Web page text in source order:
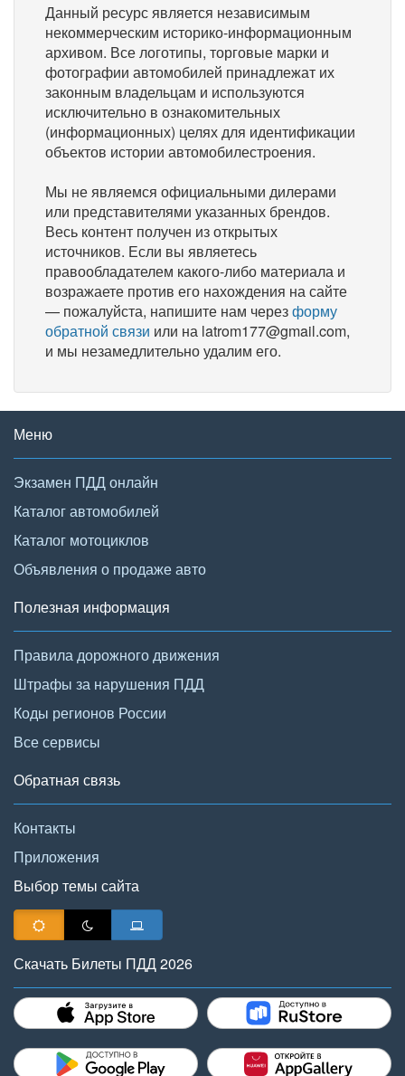
Данный ресурс является независимым
некоммерческим историко-информационным
архивом. Все логотипы, торговые марки и
фотографии автомобилей принадлежат их
законным владельцам и используются
исключительно в ознакомительных
(информационных) целях для идентификации
объектов истории автомобилестроения.
Мы не являемся официальными дилерами
или представителями указанных брендов.
Весь контент получен из открытых
источников. Если вы являетесь
правообладателем какого-либо материала и
возражаете против его нахождения на сайте
— пожалуйста, напишите нам черезформу
обратной связи или на latrom177@gmail.com,
и мы незамедлительно удалим его.
Меню
Экзамен ПДД онлайн
Каталог автомобилей
Каталог мотоциклов
Объявления о продаже авто
Полезная информация
Правила дорожного движения
Штрафы за нарушения ПДД
Коды регионов России
Все сервисы
Обратная связь
Контакты
Приложения
Выбор темы сайта
Скачать Билеты ПДД 2026